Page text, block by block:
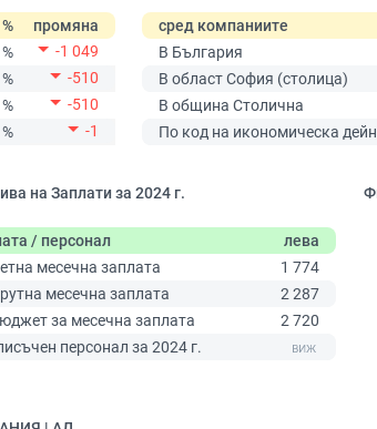
промяна
-1 049
-510
-510
-1
сред компаниите
В България
В област София (столица)
В община Столична
По код на икономическа
на Заплати за 2024 г.
/ персонал
лева
месечна заплата
1 774
месечна заплата
2 287
за месечна заплата
2 720
персонал за 2024 г.